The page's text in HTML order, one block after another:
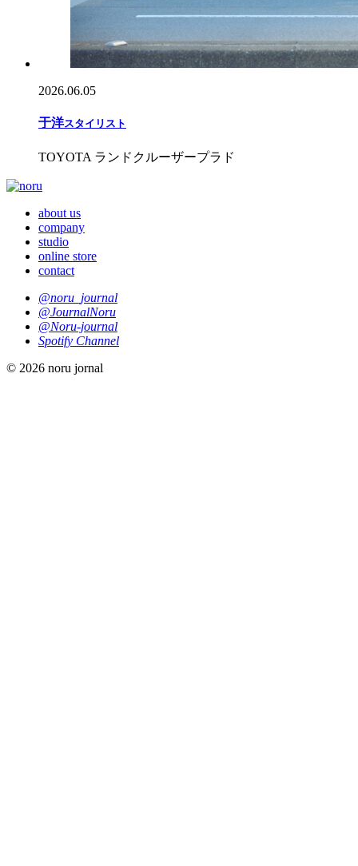
2026.06.05
于洋スタイリスト
TOYOTA ランドクルーザープラド
about us
company
studio
online store
contact
@noru_journal
@JournalNoru
@Noru-journal
Spotify Channel
© 2026 noru jornal